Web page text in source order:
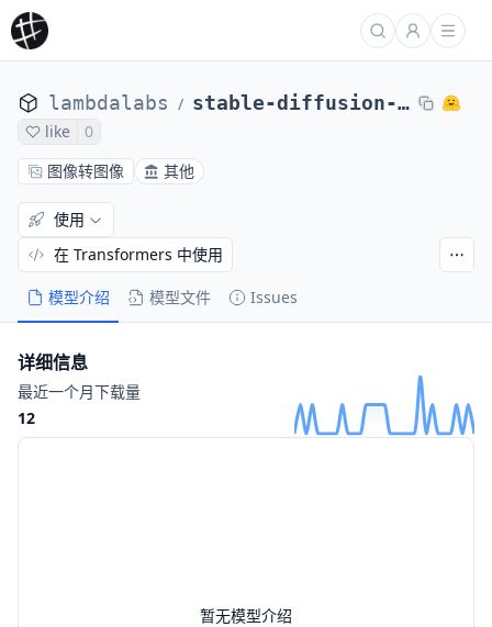
lambdalabs / stable-diffusion-image-conditioned
like
0
图像转图像
其他
模型介绍 模型文件 Issues
使用
在 Transformers 中使用
暂无模型介绍
详细信息
最近一个月下载量
12